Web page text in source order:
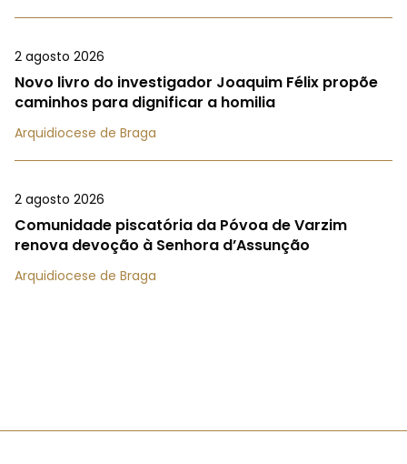
2 agosto 2026
Novo livro do investigador Joaquim Félix propõe
caminhos para dignificar a homilia
Arquidiocese de Braga
2 agosto 2026
Comunidade piscatória da Póvoa de Varzim
renova devoção à Senhora d’Assunção
Arquidiocese de Braga